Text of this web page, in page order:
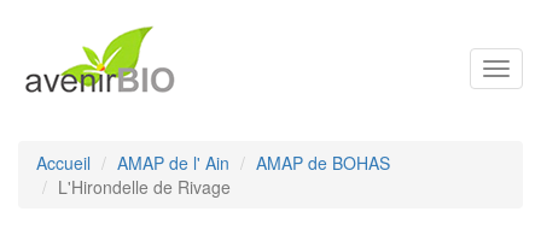
Accueil AMAP de l' Ain
AMAP de BOHAS
L'Hirondelle de Rivage